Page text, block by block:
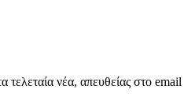
τελεταία νέα, απευθείας στο email